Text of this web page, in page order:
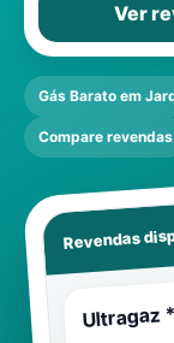
Ver
Gás Barato em
Compare revendas
Revendas
Ultragaz